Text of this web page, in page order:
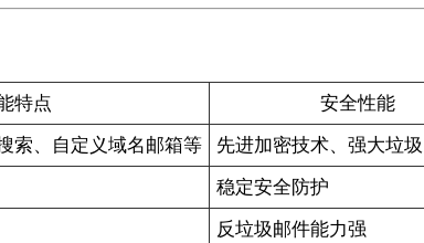
特点
安全性能
索、自定义域名邮箱等
先进加密技术、强大垃
稳定安全防护
反垃圾邮件能力强